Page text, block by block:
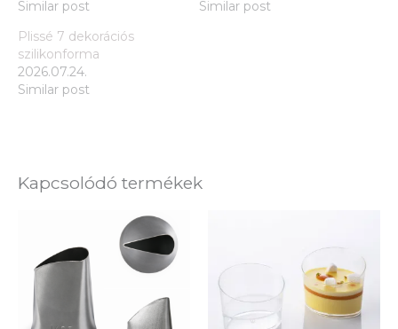
Similar post
Similar post
Plissé 7 dekorációs
szilikonforma
2026.07.24.
Similar post
Kapcsolódó termékek